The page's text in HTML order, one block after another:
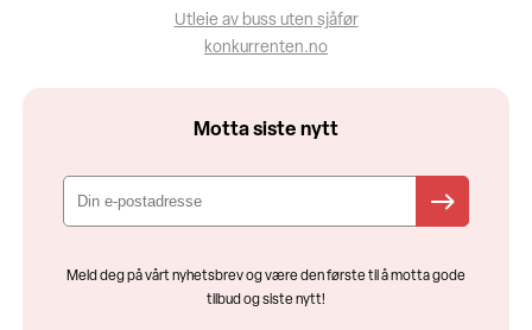
Utleie av buss uten sjåfør
konkurrenten.no
Motta siste nytt
Meld deg på vårt nyhetsbrev og være den første til å motta gode
tilbud og siste nytt!